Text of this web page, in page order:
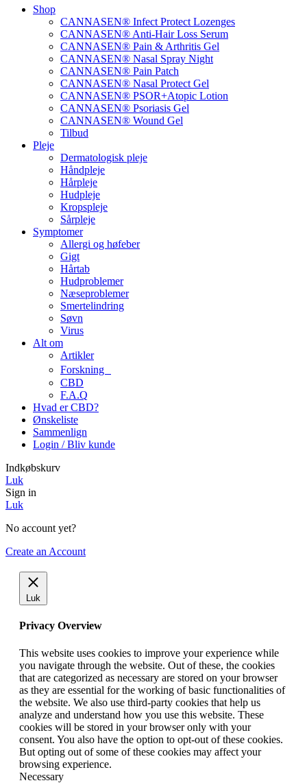
Shop
CANNASEN® Infect Protect Lozenges
CANNASEN® Anti-Hair Loss Serum
CANNASEN® Pain & Arthritis Gel
CANNASEN® Nasal Spray Night
CANNASEN® Pain Patch
CANNASEN® Nasal Protect Gel
CANNASEN® PSOR+Atopic Lotion
CANNASEN® Psoriasis Gel
CANNASEN® Wound Gel
Tilbud
Pleje
Dermatologisk pleje
Håndpleje
Hårpleje
Hudpleje
Kropspleje
Sårpleje
Symptomer
Allergi og høfeber
Gigt
Hårtab
Hudproblemer
Næseproblemer
Smertelindring
Søvn
Virus
Alt om
Artikler
Forskning
CBD
F.A.Q
Hvad er CBD?
Ønskeliste
Sammenlign
Login / Bliv kunde
Indkøbskurv
Luk
Sign in
Luk
No account yet?
Create an Account
Luk
Privacy Overview
This website uses cookies to improve your experience while
you navigate through the website. Out of these, the cookies
that are categorized as necessary are stored on your browser
as they are essential for the working of basic functionalities of
the website. We also use third-party cookies that help us
analyze and understand how you use this website. These
cookies will be stored in your browser only with your
consent. You also have the option to opt-out of these cookies.
But opting out of some of these cookies may affect your
browsing experience.
Necessary